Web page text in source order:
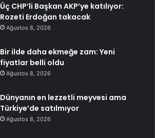
Üç CHP’li Başkan AKP’ye katılıyor:
Rozeti Erdoğan takacak
Ağustos 8, 2026
Bir ilde daha ekmeğe zam: Yeni
fiyatlar belli oldu
Ağustos 8, 2026
Dünyanın en lezzetli meyvesi ama
Türkiye’de satılmıyor
Ağustos 8, 2026